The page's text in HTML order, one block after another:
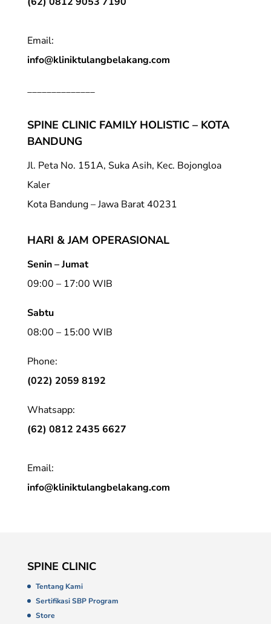
Email:
info@kliniktulangbelakang.com
______________
SPINE CLINIC FAMILY HOLISTIC – KOTA
BANDUNG
Jl. Peta No. 151A, Suka Asih, Kec. Bojongloa
Kaler
Kota Bandung – Jawa Barat 40231
HARI & JAM OPERASIONAL
Senin – Jumat
09:00 – 17:00 WIB
Sabtu
08:00 – 15:00 WIB
Phone:
(022) 2059 8192
Whatsapp:
(62) 0812 2435 6627
Email:
info@kliniktulangbelakang.com
SPINE CLINIC
Tentang Kami
Sertifikasi SBP Program
Store